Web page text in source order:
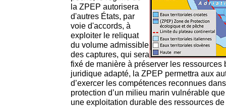
la ZPEP autorisera
d'autres États, par
voie d'accords, à
exploiter le reliquat
du volume admissible
des captures, qui sera
fixé de manière à préserver les ressources
juridique adapté, la ZPEP permettra aux
d’exercer les compétences reconnues
protection d’un milieu marin vulnérable
une exploitation durable des ressources